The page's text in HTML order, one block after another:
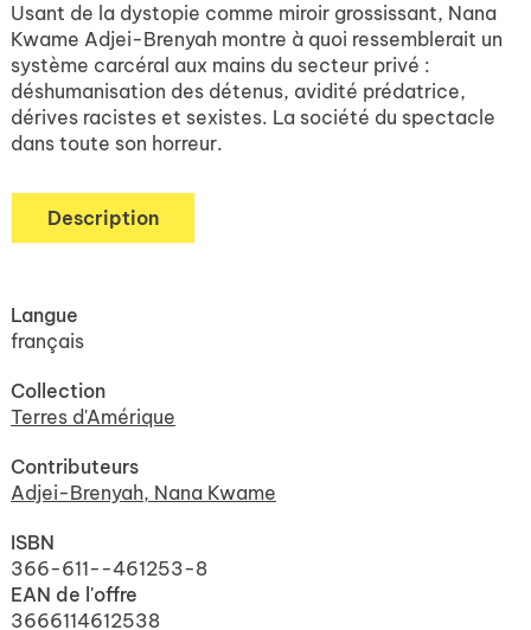
Usant de la dystopie comme miroir grossissant, Nana
Kwame Adjei-Brenyah montre à quoi ressemblerait un
système carcéral aux mains du secteur privé :
déshumanisation des détenus, avidité prédatrice,
dérives racistes et sexistes. La société du spectacle
dans toute son horreur.
Description
Langue
français
Collection
Terres d'Amérique
Contributeurs
Adjei-Brenyah, Nana Kwame
ISBN
366-611--461253-8
EAN de l'offre
3666114612538